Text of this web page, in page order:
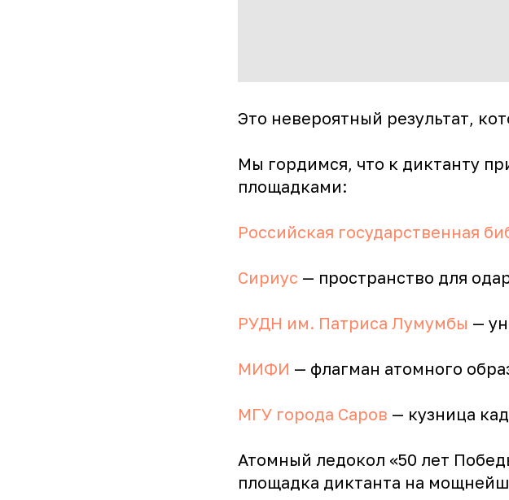
Это невероятный результат,
Мы гордимся, что к диктанту
площадками:
Российская государственная
Сириус — пространство для
РУДН им. Патриса Лумумбы —
МИФИ — флагман атомного
МГУ города Саров — кузница
Атомный ледокол «50 лет
площадка диктанта на